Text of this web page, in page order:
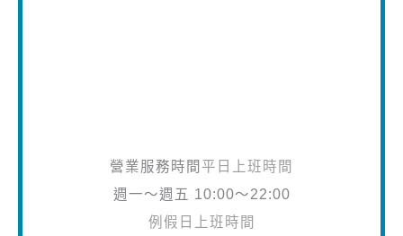
營業服務時間 平日上班時間
週一～週五 10:00～22:00
例假日上班時間